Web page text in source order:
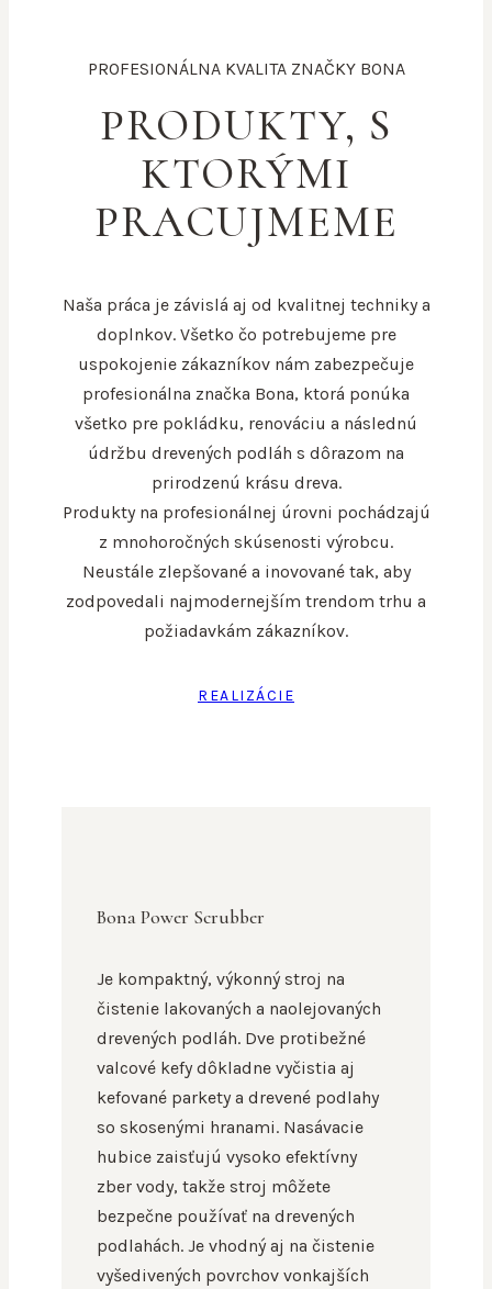
PROFESIONÁLNA KVALITA ZNAČKY BONA
PRODUKTY, S
KTORÝMI
PRACUJMEME
Naša práca je závislá aj od kvalitnej techniky a
doplnkov. Všetko čo potrebujeme pre
uspokojenie zákazníkov nám zabezpečuje
profesionálna značka Bona, ktorá ponúka
všetko pre pokládku, renováciu a následnú
údržbu drevených podláh s dôrazom na
prirodzenú krásu dreva.
Produkty na profesionálnej úrovni pochádzajú
z mnohoročných skúsenosti výrobcu.
Neustále zlepšované a inovované tak, aby
zodpovedali najmodernejším trendom trhu a
požiadavkám zákazníkov.
REALIZÁCIE
Bona Power Scrubber
Je kompaktný, výkonný stroj na
čistenie lakovaných a naolejovaných
drevených podláh. Dve protibežné
valcové kefy dôkladne vyčistia aj
kefované parkety a drevené podlahy
so skosenými hranami. Nasávacie
hubice zaisťujú vysoko efektívny
zber vody, takže stroj môžete
bezpečne používať na drevených
podlahách. Je vhodný aj na čistenie
vyšedivených povrchov vonkajších